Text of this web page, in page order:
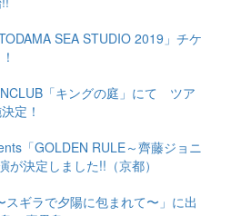
SEA STUDIO 2019」チケ
「キングの庭」にて ツア
定！
「GOLDEN RULE～齊藤ジョニ
が決定しました!!（京都）
スギラで夕陽に包まれて〜」に出